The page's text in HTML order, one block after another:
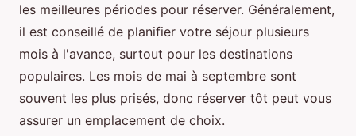
les meilleures périodes pour réserver. Généralement,
il est conseillé de planifier votre séjour plusieurs
mois à l'avance, surtout pour les destinations
populaires. Les mois de mai à septembre sont
souvent les plus prisés, donc réserver tôt peut vous
assurer un emplacement de choix.